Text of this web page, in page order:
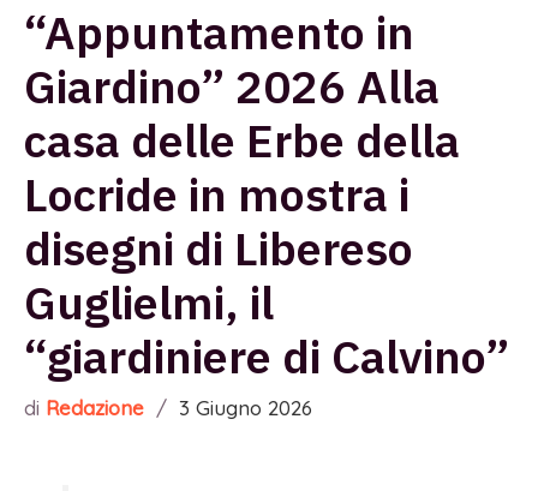
“Appuntamento in
Giardino” 2026 Alla
casa delle Erbe della
Locride in mostra i
disegni di Libereso
Guglielmi, il
“giardiniere di Calvino”
di Redazione / 3 Giugno 2026